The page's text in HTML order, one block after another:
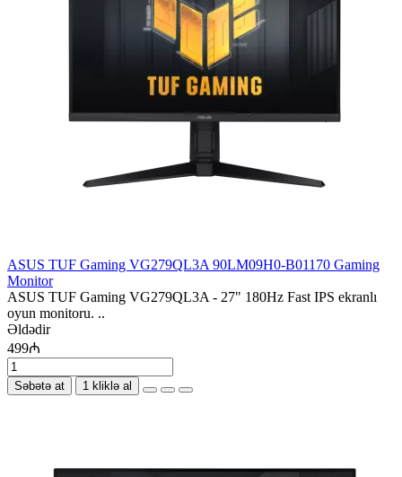
ASUS TUF Gaming VG279QL3A 90LM09H0-B01170 Gaming
Monitor
ASUS TUF Gaming VG279QL3A - 27" 180Hz Fast IPS ekranlı
oyun monitoru. ..
Əldədir
499₼
Səbətə at 1 kliklə al